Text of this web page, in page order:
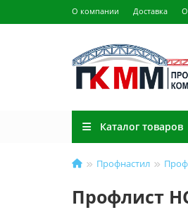
О компании Доставка
Каталог товаров
Профнастил
Профлист